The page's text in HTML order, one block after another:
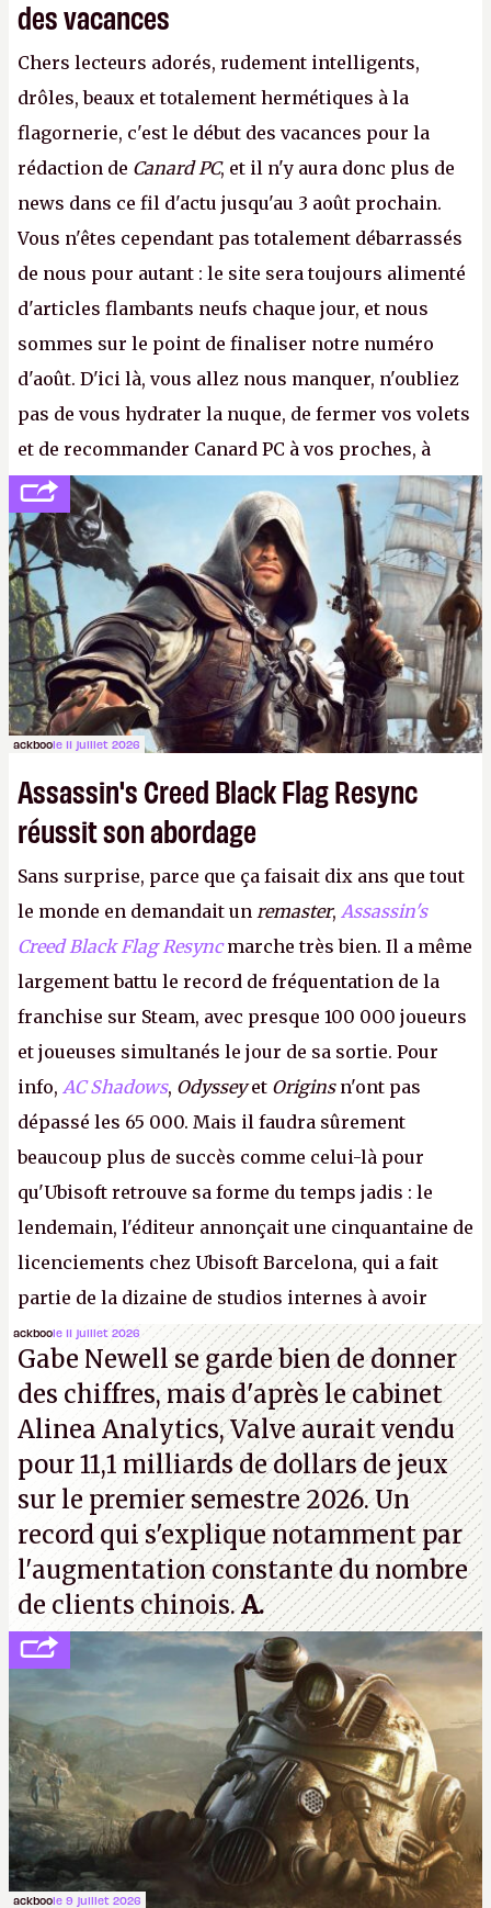
des vacances
Chers lecteurs adorés, rudement intelligents,
drôles, beaux et totalement hermétiques à la
flagornerie, c'est le début des vacances pour la
rédaction de Canard PC, et il n'y aura donc plus de
news dans ce fil d'actu jusqu'au 3 août prochain.
Vous n'êtes cependant pas totalement débarrassés
de nous pour autant : le site sera toujours alimenté
d'articles flambants neufs chaque jour, et nous
sommes sur le point de finaliser notre numéro
d'août. D'ici là, vous allez nous manquer, n'oubliez
pas de vous hydrater la nuque, de fermer vos volets
et de recommander Canard PC à vos proches, à
votre famille et aux inconnus que vous croisez
dans la rue. Bon été à tous ! –ER.
ackboole 11 juillet 2026
Assassin's Creed Black Flag Resync
réussit son abordage
Sans surprise, parce que ça faisait dix ans que tout
le monde en demandait un remaster, Assassin's
Creed Black Flag Resyncmarche très bien. Il a même
largement battu le record de fréquentation de la
franchise sur Steam, avec presque 100 000 joueurs
et joueuses simultanés le jour de sa sortie. Pour
info, AC Shadows, Odysseyet Originsn'ont pas
dépassé les 65 000. Mais il faudra sûrement
beaucoup plus de succès comme celui-là pour
qu'Ubisoft retrouve sa forme du temps jadis : le
lendemain, l'éditeur annonçait une cinquantaine de
licenciements chez Ubisoft Barcelona, qui a fait
partie de la dizaine de studios internes à avoir
travaillé sur cetAssassin's Creedsous la direction
d'Ubisoft Singapour.A.
ackboole 11 juillet 2026
Gabe Newell se garde bien de donner
des chiffres, mais d'après le cabinet
Alinea Analytics, Valve aurait vendu
pour 11,1 milliards de dollars de jeux
sur le premier semestre 2026. Un
record qui s'explique notamment par
l'augmentation constante du nombre
de clients chinois.A.
ackboole 9 juillet 2026